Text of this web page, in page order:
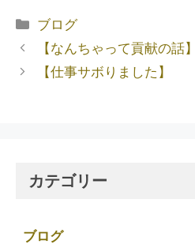
ブログ
【なんちゃって貢献の話】
【仕事サボりました】
カテゴリー
ブログ